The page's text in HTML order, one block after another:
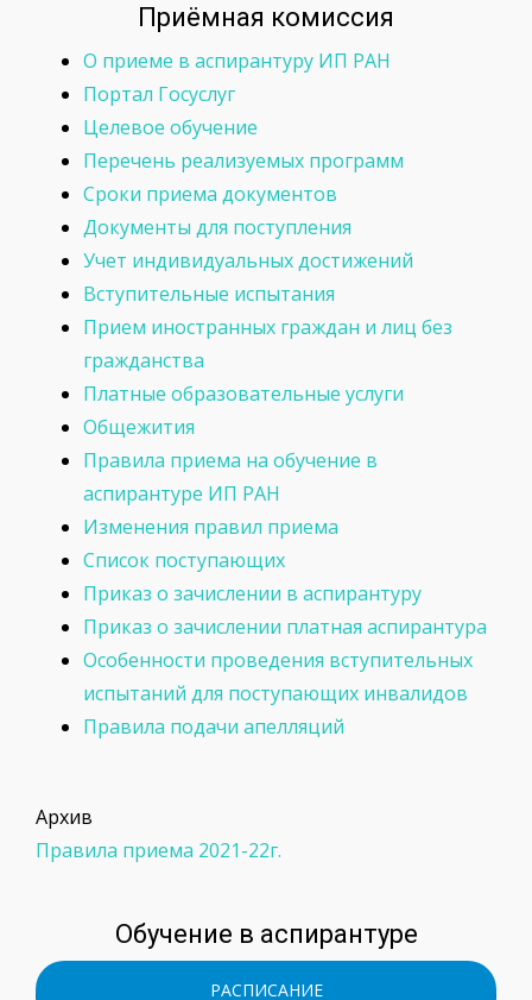
Приёмная комиссия
О приеме в аспирантуру ИП РАН
Портал Госуслуг
Целевое обучение
Перечень реализуемых программ
Сроки приема документов
Документы для поступления
Учет индивидуальных достижений
Вступительные испытания
Прием иностранных граждан и лиц без
гражданства
Платные образовательные услуги
Общежития
Правила приема на обучение в
аспирантуре ИП РАН
Изменения правил приема
Список поступающих
Приказ о зачислении в аспирантуру
Приказ о зачислении платная аспирантура
Особенности проведения вступительных
испытаний для поступающих инвалидов
Правила подачи апелляций
Архив
Правила приема 2021-22г.
Обучение в аспирантуре
РАСПИСАНИЕ